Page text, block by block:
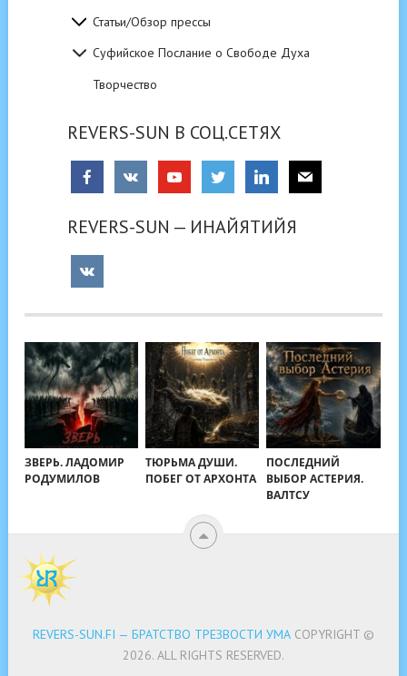
Статьи/Обзор прессы
Суфийское Послание о Свободе Духа
Творчество
REVERS-SUN В СОЦ.СЕТЯХ
REVERS-SUN — ИНАЙЯТИЙЯ
ЗВЕРЬ. ЛАДОМИР
РОДУМИЛОВ
ТЮРЬМА ДУШИ.
ПОБЕГ ОТ АРХОНТА
ПОСЛЕДНИЙ
ВЫБОР АСТЕРИЯ.
ВАЛТСУ
REVERS-SUN.FI — БРАТСТВО ТРЕЗВОСТИ УМАCOPYRIGHT ©
2026. ALL RIGHTS RESERVED.